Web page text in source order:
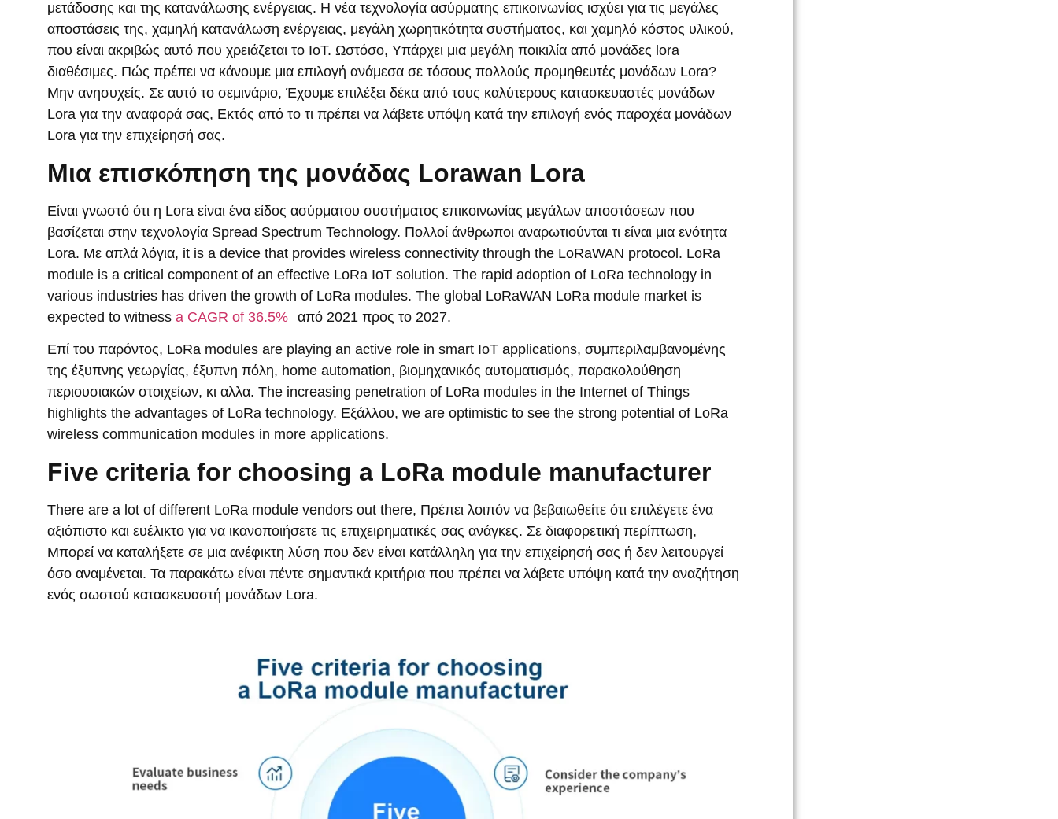
μετάδοσης και της κατανάλωσης ενέργειας. Η νέα τεχνολογία ασύρματης επικοινωνίας ισχύει για τις μεγάλες
αποστάσεις της, χαμηλή κατανάλωση ενέργειας, μεγάλη χωρητικότητα συστήματος, και χαμηλό κόστος υλικού,
που είναι ακριβώς αυτό που χρειάζεται το IoT. Ωστόσο, Υπάρχει μια μεγάλη ποικιλία από μονάδες lora
διαθέσιμες. Πώς πρέπει να κάνουμε μια επιλογή ανάμεσα σε τόσους πολλούς προμηθευτές μονάδων Lora?
Μην ανησυχείς. Σε αυτό το σεμινάριο, Έχουμε επιλέξει δέκα από τους καλύτερους κατασκευαστές μονάδων
Lora για την αναφορά σας, Εκτός από το τι πρέπει να λάβετε υπόψη κατά την επιλογή ενός παροχέα μονάδων
Lora για την επιχείρησή σας.
Μια επισκόπηση της μονάδας Lorawan Lora
Είναι γνωστό ότι η Lora είναι ένα είδος ασύρματου συστήματος επικοινωνίας μεγάλων αποστάσεων που
βασίζεται στην τεχνολογία Spread Spectrum Technology. Πολλοί άνθρωποι αναρωτιούνται τι είναι μια ενότητα
Lora. Με απλά λόγια, it is a device that provides wireless connectivity through the LoRaWAN protocol. LoRa
module is a critical component of an effective LoRa IoT solution. The rapid adoption of LoRa technology in
various industries has driven the growth of LoRa modules. The global LoRaWAN LoRa module market is
expected to witness a CAGR of 36.5% από 2021 προς το 2027.
Επί του παρόντος, LoRa modules are playing an active role in smart IoT applications, συμπεριλαμβανομένης
της έξυπνης γεωργίας, έξυπνη πόλη, home automation, βιομηχανικός αυτοματισμός, παρακολούθηση
περιουσιακών στοιχείων, κι αλλα. The increasing penetration of LoRa modules in the Internet of Things
highlights the advantages of LoRa technology. Εξάλλου, we are optimistic to see the strong potential of LoRa
wireless communication modules in more applications.
Five criteria for choosing a LoRa module manufacturer
There are a lot of different LoRa module vendors out there, Πρέπει λοιπόν να βεβαιωθείτε ότι επιλέγετε ένα
αξιόπιστο και ευέλικτο για να ικανοποιήσετε τις επιχειρηματικές σας ανάγκες. Σε διαφορετική περίπτωση,
Μπορεί να καταλήξετε σε μια ανέφικτη λύση που δεν είναι κατάλληλη για την επιχείρησή σας ή δεν λειτουργεί
όσο αναμένεται. Τα παρακάτω είναι πέντε σημαντικά κριτήρια που πρέπει να λάβετε υπόψη κατά την αναζήτηση
ενός σωστού κατασκευαστή μονάδων Lora.